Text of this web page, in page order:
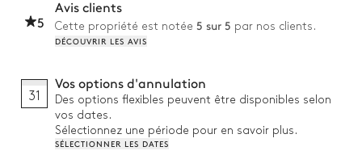
5
Avis clients
Cette propriété est notée 5 sur 5 par nos clients.
DÉCOUVRIR LES AVIS
31
Vos options d'annulation
Des options flexibles peuvent être disponibles selon
vos dates.
Sélectionnez une période pour en savoir plus.
SÉLECTIONNER LES DATES